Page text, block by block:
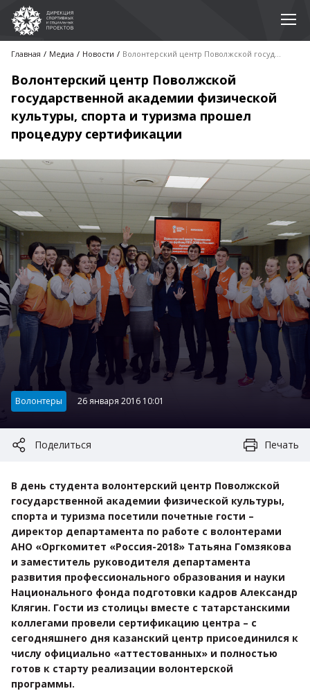
Главная Медиа Новости Волонтерский центр Поволжской государственной академии физической культуры, спорта и туризма прошел процедуру сертификации
Волонтерский центр Поволжской
государственной академии физической
культуры, спорта и туризма прошел
процедуру сертификации
Категория:
Волонтеры 26 января 2016 10:01
Поделиться Печать
В день студента волонтерский центр Поволжской
государственной академии физической культуры,
спорта и туризма посетили почетные гости –
директор департамента по работе с волонтерами
АНО «Оргкомитет «Россия-2018» Татьяна Гомзякова
и заместитель руководителя департамента
развития профессионального образования и науки
Национального фонда подготовки кадров Александр
Клягин. Гости из столицы вместе с татарстанскими
коллегами провели сертификацию центра – с
сегодняшнего дня казанский центр присоединился к
числу официально «аттестованных» и полностью
готов к старту реализации волонтерской
программы.